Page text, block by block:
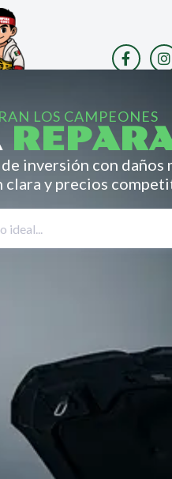
LOS CAMPEONES
inversión con daños
clara y precios